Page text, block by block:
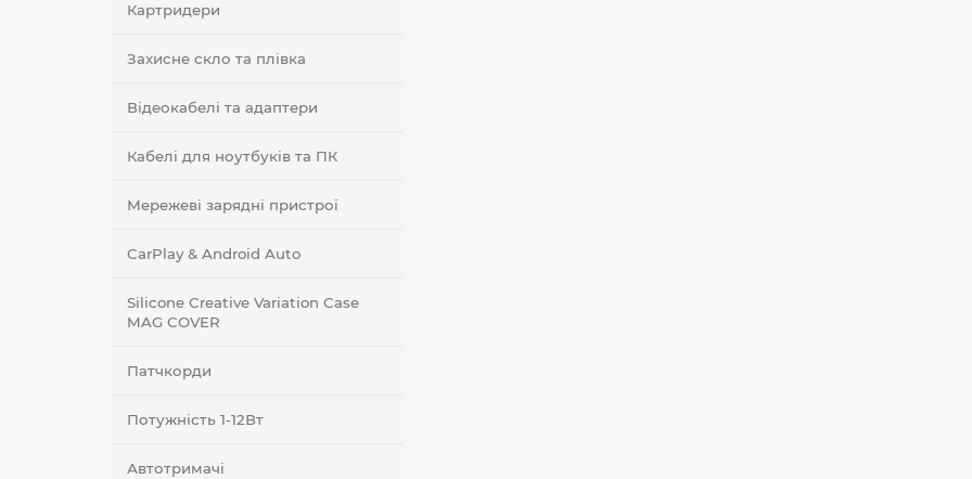
Картридери
Захисне скло та плівка
Відеокабелі та адаптери
Кабелі для ноутбуків та ПК
Мережеві зарядні пристрої
CarPlay & Android Auto
Silicone Creative Variation Case
MAG COVER
Патчкорди
Потужність 1-12Вт
Автотримачі